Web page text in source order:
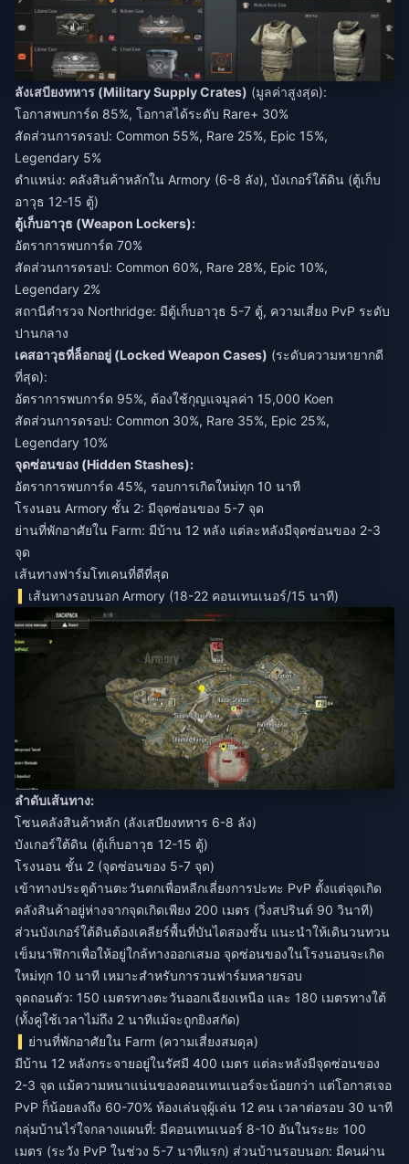
ลังเสบียงทหาร (Military Supply Crates) (มูลค่าสูงสุด):
โอกาสพบการ์ด 85%, โอกาสได้ระดับ Rare+ 30%
สัดส่วนการดรอป: Common 55%, Rare 25%, Epic 15%,
Legendary 5%
ตำแหน่ง: คลังสินค้าหลักใน Armory (6-8 ลัง), บังเกอร์ใต้ดิน (ตู้เก็บ
อาวุธ 12-15 ตู้)
ตู้เก็บอาวุธ (Weapon Lockers):
อัตราการพบการ์ด 70%
สัดส่วนการดรอป: Common 60%, Rare 28%, Epic 10%,
Legendary 2%
สถานีตำรวจ Northridge: มีตู้เก็บอาวุธ 5-7 ตู้, ความเสี่ยง PvP ระดับ
ปานกลาง
เคสอาวุธที่ล็อกอยู่ (Locked Weapon Cases) (ระดับความหายากดี
ที่สุด):
อัตราการพบการ์ด 95%, ต้องใช้กุญแจมูลค่า 15,000 Koen
สัดส่วนการดรอป: Common 30%, Rare 35%, Epic 25%,
Legendary 10%
จุดซ่อนของ (Hidden Stashes):
อัตราการพบการ์ด 45%, รอบการเกิดใหม่ทุก 10 นาที
โรงนอน Armory ชั้น 2: มีจุดซ่อนของ 5-7 จุด
ย่านที่พักอาศัยใน Farm: มีบ้าน 12 หลัง แต่ละหลังมีจุดซ่อนของ 2-3
จุด
เส้นทางฟาร์มโทเคนที่ดีที่สุด
เส้นทางรอบนอก Armory (18-22 คอนเทนเนอร์/15 นาที)
ลำดับเส้นทาง:
โซนคลังสินค้าหลัก (ลังเสบียงทหาร 6-8 ลัง)
บังเกอร์ใต้ดิน (ตู้เก็บอาวุธ 12-15 ตู้)
โรงนอน ชั้น 2 (จุดซ่อนของ 5-7 จุด)
เข้าทางประตูด้านตะวันตกเพื่อหลีกเลี่ยงการปะทะ PvP ตั้งแต่จุดเกิด
คลังสินค้าอยู่ห่างจากจุดเกิดเพียง 200 เมตร (วิ่งสปรินต์ 90 วินาที)
ส่วนบังเกอร์ใต้ดินต้องเคลียร์พื้นที่บันไดสองชั้น แนะนำให้เดินวนทวน
เข็มนาฬิกาเพื่อให้อยู่ใกล้ทางออกเสมอ จุดซ่อนของในโรงนอนจะเกิด
ใหม่ทุก 10 นาที เหมาะสำหรับการวนฟาร์มหลายรอบ
จุดถอนตัว: 150 เมตรทางตะวันออกเฉียงเหนือ และ 180 เมตรทางใต้
(ทั้งคู่ใช้เวลาไม่ถึง 2 นาทีแม้จะถูกยิงสกัด)
ย่านที่พักอาศัยใน Farm (ความเสี่ยงสมดุล)
มีบ้าน 12 หลังกระจายอยู่ในรัศมี 400 เมตร แต่ละหลังมีจุดซ่อนของ
2-3 จุด แม้ความหนาแน่นของคอนเทนเนอร์จะน้อยกว่า แต่โอกาสเจอ
PvP ก็น้อยลงถึง 60-70% ห้องเล่นจุผู้เล่น 12 คน เวลาต่อรอบ 30 นาที
กลุ่มบ้านไร่ใจกลางแผนที่: มีคอนเทนเนอร์ 8-10 อันในระยะ 100
เมตร (ระวัง PvP ในช่วง 5-7 นาทีแรก) ส่วนบ้านรอบนอก: มีคนผ่าน